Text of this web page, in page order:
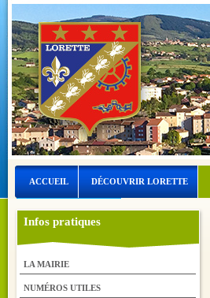
ACCUEIL DÉCOUVRIR LORETTE
LORETTE ET L’EAU
Infos pratiques
LA MAIRIE
NUMÉROS UTILES